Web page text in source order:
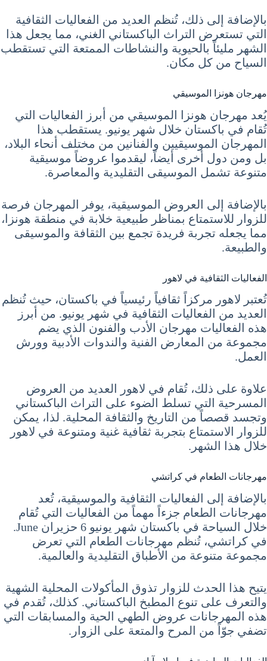
بالإضافة إلى ذلك، تُنظم العديد من الفعاليات الثقافية
التي تستعرض التراث الباكستاني الغني، مما يجعل هذا
الشهر مليئاً بالحيوية والنشاطات الممتعة التي تستقطب
السياح من كل مكان.
مهرجان هونزا الموسيقي
يُعد مهرجان هونزا الموسيقي من أبرز الفعاليات التي
تُقام في باكستان خلال شهر يونيو. يستقطب هذا
المهرجان الموسيقيين والفنانين من مختلف أنحاء البلاد،
بل ومن دول أخرى أيضاً، ليقدموا عروضاً موسيقية
متنوعة تشمل الموسيقى التقليدية والمعاصرة.
بالإضافة إلى العروض الموسيقية، يوفر المهرجان فرصة
للزوار للاستمتاع بمناظر طبيعية خلابة في منطقة هونزا،
مما يجعله تجربة فريدة تجمع بين الثقافة والموسيقى
والطبيعة.
الفعاليات الثقافية في لاهور
تُعتبر لاهور مركزاً ثقافياً رئيسياً في باكستان، حيث تُنظم
العديد من الفعاليات الثقافية في شهر يونيو. من أبرز
هذه الفعاليات مهرجان الأدب والفنون الذي يضم
مجموعة من المعارض الفنية والندوات الأدبية وورش
العمل.
علاوة على ذلك، تُقام في لاهور العديد من العروض
المسرحية التي تسلط الضوء على التراث الباكستاني
وتجسد قصصاً من التاريخ والثقافة المحلية. لذا، يمكن
للزوار الاستمتاع بتجربة ثقافية غنية ومتنوعة في لاهور
خلال هذا الشهر.
مهرجانات الطعام في كراتشي
بالإضافة إلى الفعاليات الثقافية والموسيقية، تُعد
مهرجانات الطعام جزءاً مهماً من الفعاليات التي تُقام
خلال السياحة في باكستان شهر يونيو 6 حزيران June.
في كراتشي، تُنظم مهرجانات الطعام التي تعرض
مجموعة متنوعة من الأطباق التقليدية والعالمية.
يتيح هذا الحدث للزوار تذوق المأكولات المحلية الشهية
والتعرف على تنوع المطبخ الباكستاني. كذلك، تُقدم في
هذه المهرجانات عروض الطهي الحية والمسابقات التي
تضفي جوّاً من المرح والمتعة على الزوار.